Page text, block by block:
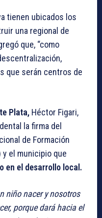
tienen ubicados los
una regional de
que, “como
que serán centros de
Plata, Héctor Figari,
la firma del
de Formación
el municipio que
en el desarrollo local.
niño nacer y nosotros
porque dará hacia el